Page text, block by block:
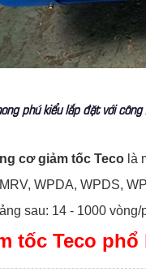
phú kiểu lắp đặt với
cơ giảm tốc Teco là
WPDA, WPDS,
sau: 14 - 1000 vòng/
tốc Teco phổ